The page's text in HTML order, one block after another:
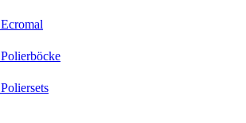
Ecromal
Polierböcke
Poliersets